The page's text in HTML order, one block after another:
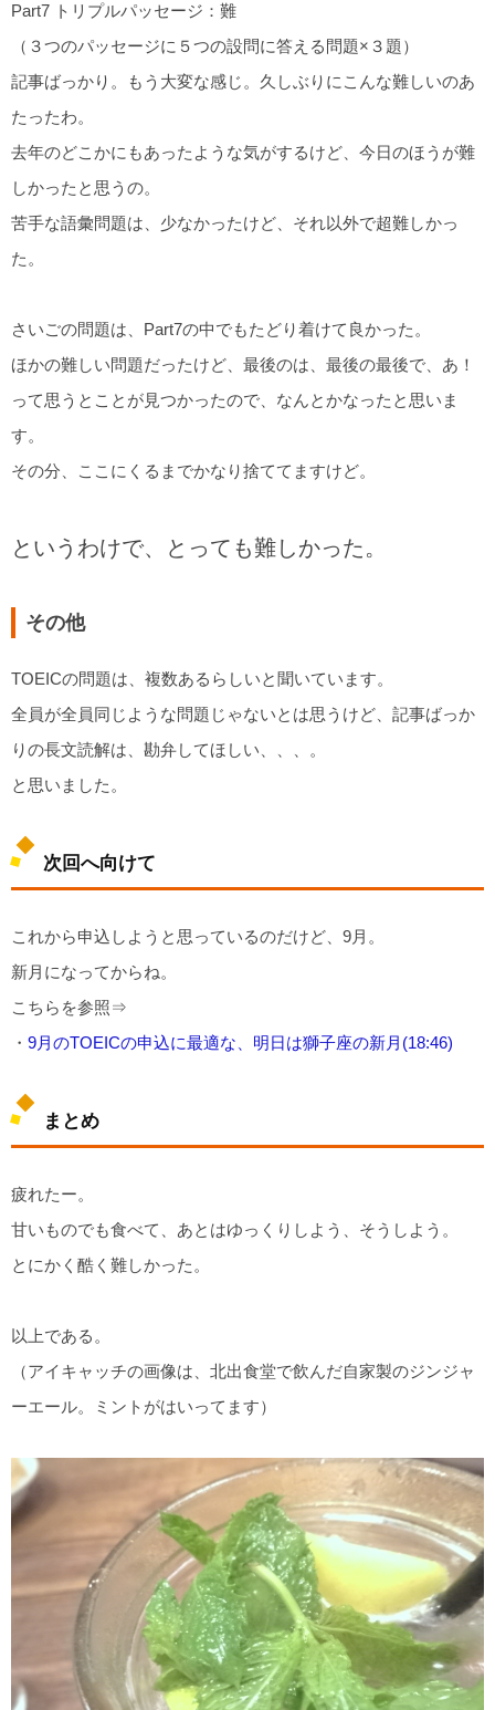
Part7 トリプルパッセージ：難
（３つのパッセージに５つの設問に答える問題×３題）
記事ばっかり。もう大変な感じ。久しぶりにこんな難しいのあ
たったわ。
去年のどこかにもあったような気がするけど、今日のほうが難
しかったと思うの。
苦手な語彙問題は、少なかったけど、それ以外で超難しかっ
た。
さいごの問題は、Part7の中でもたどり着けて良かった。
ほかの難しい問題だったけど、最後のは、最後の最後で、あ！
って思うとことが見つかったので、なんとかなったと思いま
す。
その分、ここにくるまでかなり捨ててますけど。
というわけで、とっても難しかった。
その他
TOEICの問題は、複数あるらしいと聞いています。
全員が全員同じような問題じゃないとは思うけど、記事ばっか
りの長文読解は、勘弁してほしい、、、。
と思いました。
次回へ向けて
これから申込しようと思っているのだけど、9月。
新月になってからね。
こちらを参照⇒
・ 9月のTOEICの申込に最適な、明日は獅子座の新月(18:46)
まとめ
疲れたー。
甘いものでも食べて、あとはゆっくりしよう、そうしよう。
とにかく酷く難しかった。
以上である。
（アイキャッチの画像は、北出食堂で飲んだ自家製のジンジャ
ーエール。ミントがはいってます）